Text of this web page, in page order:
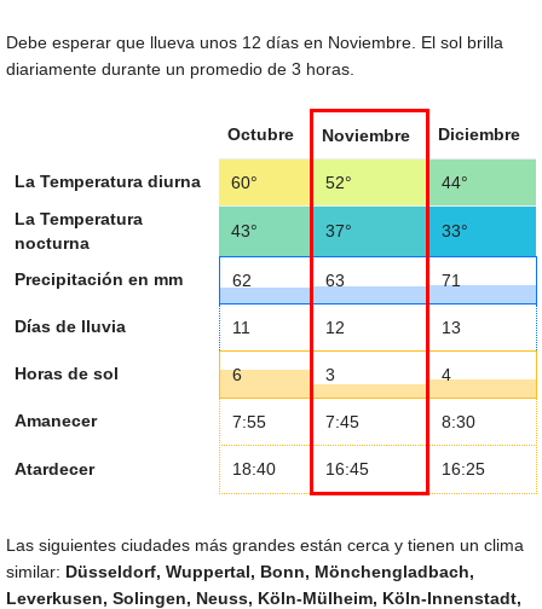
Debe esperar que llueva unos 12 días en Noviembre. El sol brilla
diariamente durante un promedio de 3 horas.
Octubre Noviembre Diciembre
La Temperatura diurna 60° 52°
44°
La Temperatura
nocturna
43° 37° 33°
Precipitación en mm 62 63 71
Días de lluvia 11 12 13
Horas de sol 6 3 4
Amanecer 7:55 7:45 8:30
Atardecer 18:40 16:45 16:25
Las siguientes ciudades más grandes están cerca y tienen un clima
similar: Düsseldorf, Wuppertal, Bonn, Mönchengladbach,
Leverkusen, Solingen, Neuss, Köln-Mülheim, Köln-Innenstadt,